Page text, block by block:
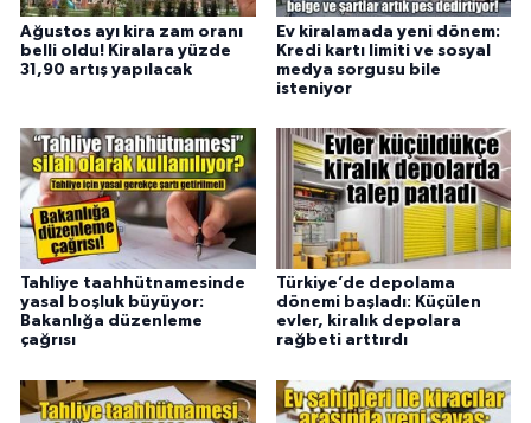
Ağustos ayı kira zam oranı
belli oldu! Kiralara yüzde
31,90 artış yapılacak
Ev kiralamada yeni dönem:
Kredi kartı limiti ve sosyal
medya sorgusu bile
isteniyor
Tahliye taahhütnamesinde
yasal boşluk büyüyor:
Bakanlığa düzenleme
çağrısı
Türkiye’de depolama
dönemi başladı: Küçülen
evler, kiralık depolara
rağbeti arttırdı